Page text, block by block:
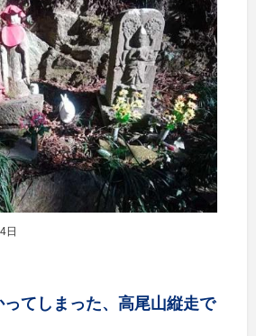
日
ってしまった、高尾山縦走で